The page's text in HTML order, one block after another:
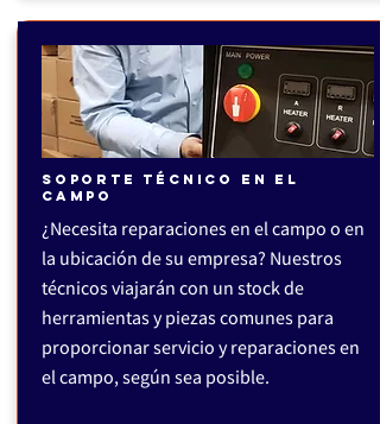
SOPORTE TÉCNICO EN EL
CAMPO
¿Necesita reparaciones en el campo o en
la ubicación de su empresa? Nuestros
técnicos viajarán con un stock de
herramientas y piezas comunes para
proporcionar servicio y reparaciones en
el campo, según sea posible.